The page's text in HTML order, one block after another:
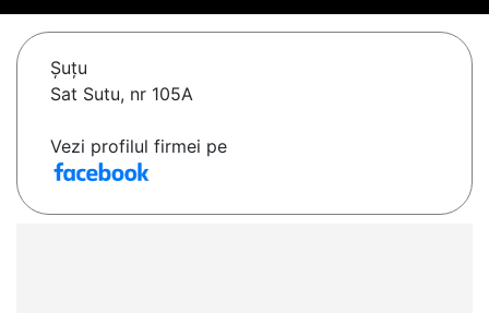
Şuţu
Sat Sutu, nr 105A
Vezi profilul firmei pe